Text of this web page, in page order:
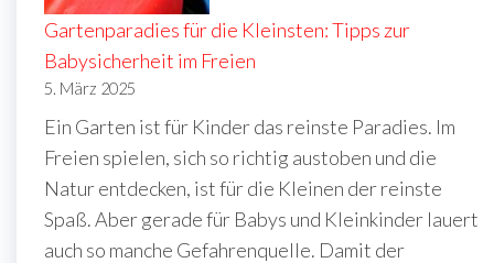
Gartenparadies für die Kleinsten: Tipps zur
Babysicherheit im Freien
5. März 2025
Ein Garten ist für Kinder das reinste Paradies. Im
Freien spielen, sich so richtig austoben und die
Natur entdecken, ist für die Kleinen der reinste
Spaß. Aber gerade für Babys und Kleinkinder lauert
auch so manche Gefahrenquelle. Damit der